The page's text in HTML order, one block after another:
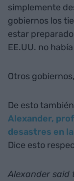
simplemente
gobiernos los
estar
EE.UU. no
Otros
De esto también
Alexander,
desastres en
Dice esto
Alexander said